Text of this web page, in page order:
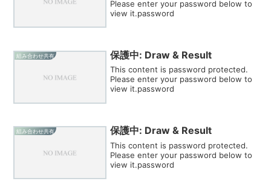
Please enter your password below to
view it.password
組み合わせ共有 保護中: Draw & Result
This content is password protected.
Please enter your password below to
view it.password
組み合わせ共有 保護中: Draw & Result
This content is password protected.
Please enter your password below to
view it.password